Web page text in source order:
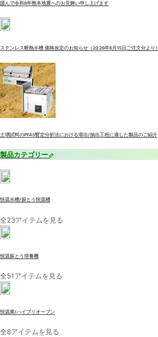
謹んで令和8年熊本地震へのお見舞い申し上げます
ステンレス断熱水槽 価格改定のお知らせ（2026年6月15日ご注文分より）
土壌試料のPFAS暫定分析法における溶出/抽出工程に適した製品のご紹介
製品カテゴリー
恒温水槽/振とう恒温槽
全23アイテムを見る
恒温振とう培養機
全51アイテムを見る
恒温庫/ハイブリオーブン
全8アイテムを見る